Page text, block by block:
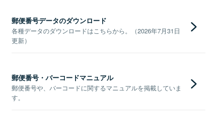
郵便番号データのダウンロード
各種データのダウンロードはこちらから。（2026年7月31日
更新）
郵便番号・バーコードマニュアル
郵便番号や、バーコードに関するマニュアルを掲載していま
す。